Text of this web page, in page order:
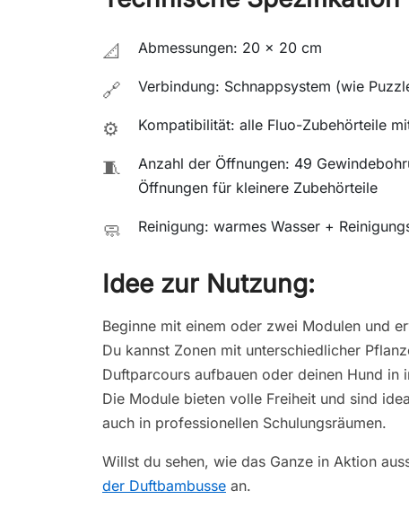
📐 Abmessungen: 20 x 20 cm
🔗 Verbindung: Schnappsystem (wie
⚙️ Kompatibilität: alle Fluo-Zubehörteile
🧵
Anzahl der Öffnungen: 49
Öffnungen für kleinere Zubehörteile
🧼 Reinigung: warmes Wasser +
Idee zur Nutzung:
Beginne mit einem oder zwei Modulen und
Du kannst Zonen mit unterschiedlicher
Duftparcours aufbauen oder deinen Hund in
Die Module bieten volle Freiheit und sind
auch in professionellen Schulungsräumen.
Willst du sehen, wie das Ganze in Aktion
der Duftbambusse an.